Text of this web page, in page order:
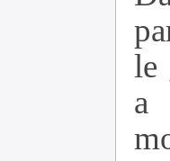
le
a